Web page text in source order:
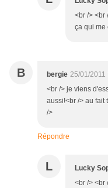
<br /> <br
ça qui me
B bergie 25/01/2011
<br /> je viens
aussi!<br /> au fait
/>
Répondre
L Lucky
<br /> <br